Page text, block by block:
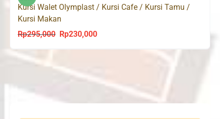
Kursi Walet Olymplast / Kursi Cafe / Kursi Tamu /
Kursi Makan
Rp295,000
Original
Rp295,000.
Rp230,000Current